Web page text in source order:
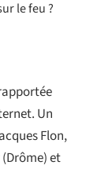
Un
Flon,
et
le feu ?